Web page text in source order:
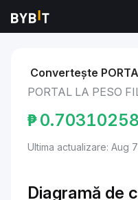
Markets Portal Price
Convertește
PORTAL LA PESO
₱
Ultima actualizare: Aug
Diagramă de